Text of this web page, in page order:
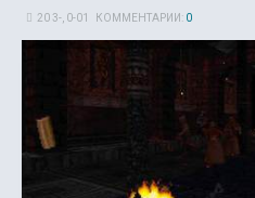
20 3-, 0-01 КОММЕНТАРИИ: 0